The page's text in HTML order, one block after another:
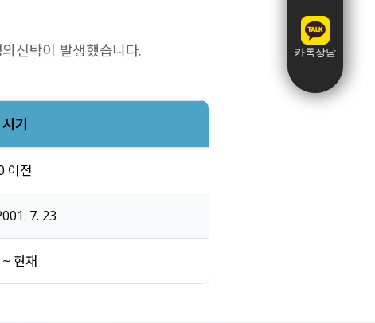
신탁이 발생했습니다.
기
이전
7. 23
현재
카톡상담
카톡상담